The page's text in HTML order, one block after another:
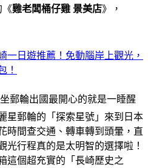
《雞老闆桶仔雞 景美店》，
一日遊推薦！免動腦岸上觀光，
！
郵輪出國最開心的就是一睡醒
星郵輪的「探索星號」來到日本
時間查交通、轉車轉到頭暈，直
光行程真的是太明智的選擇啦！
這個超充實的「長崎歷史之